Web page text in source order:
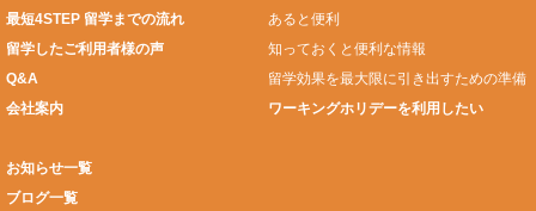
最短4STEP 留学までの流れ
留学したご利用者様の声
Q&A
会社案内
あると便利
知っておくと便利な情報
留学効果を最大限に引き出すための準備
ワーキングホリデーを利用したい
お知らせ一覧
ブログ一覧